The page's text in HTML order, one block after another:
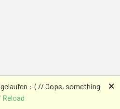
:-( // Oops, something
Reload
🗙